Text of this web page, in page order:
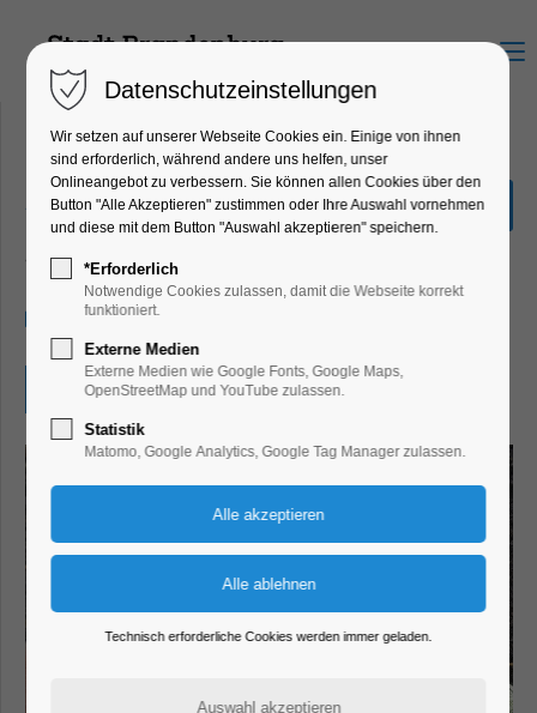
Menu
„Finde den Römerschatz“
Bildung, Vortrag, Ferienkalender, Kinder,
Jugend, Mitmach-Aktion
17.08.2026, 10:00–17:00
Eintritt frei
Datenschutzeinstellungen
Wir setzen auf unserer Webseite Cookies ein. Einige von ihnen
sind erforderlich, während andere uns helfen, unser
Onlineangebot zu verbessern. Sie können allen Cookies über den
Button "Alle Akzeptieren" zustimmen oder Ihre Auswahl vornehmen
und diese mit dem Button "Auswahl akzeptieren" speichern.
*Erforderlich
Notwendige Cookies zulassen, damit die Webseite korrekt
funktioniert.
Externe Medien
Externe Medien wie Google Fonts, Google Maps,
OpenStreetMap und YouTube zulassen.
Statistik
Matomo, Google Analytics, Google Tag Manager zulassen.
Technisch erforderliche Cookies werden immer geladen.